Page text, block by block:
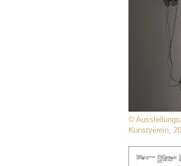
©
Kunstverein,